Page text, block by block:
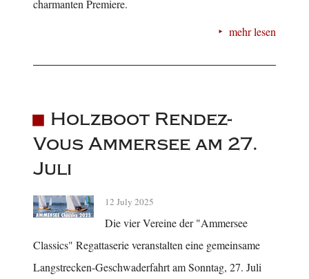
charmanten Premiere.
mehr lesen
Holzboot Rendez-
Vous Ammersee am 27.
Juli
12 July 2025
Die vier Vereine der "Ammersee
Classics" Regattaserie veranstalten eine gemeinsame
Langstrecken-Geschwaderfahrt am Sonntag, 27. Juli